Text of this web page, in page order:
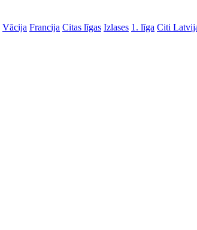
Vācija Francija Citas līgas Izlases 1. līga Citi